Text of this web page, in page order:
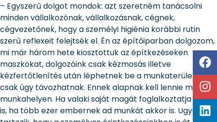
– Egyszerű dolgot mondok: azt szeretném tanácsolni
minden vállalkozónak, vállalkozásnak, cégnek,
cégvezetőnek, hogy a személyi higiénia korábbi rutin
szerű reflexeit felejtsék el. Én az építőiparban dolgozom,
mi már három hete kiosztottuk az építkezéseken
maszkokat, dolgozóink csak kézmosás illetve
kézfertőtlenítés után léphetnek be a munkaterületre, és
csak úgy távozhatnak. Ennek alapnak kell lennie minden
munkahelyen. Ha valaki saját magát foglalkoztatja akkor
is, ha több ezer embernek ad munkát akkor is. Ugyanide